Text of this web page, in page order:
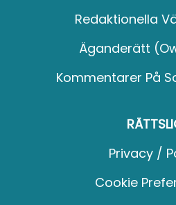
Redaktionella
Äganderätt
Kommentarer På
Privacy /
Cookie